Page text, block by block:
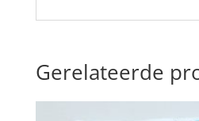
Gerelateerde